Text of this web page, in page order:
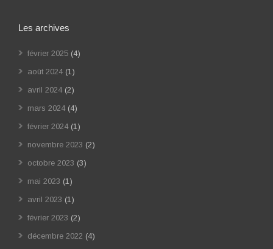
Les archives
février 2025 (4)
août 2024 (1)
avril 2024 (2)
mars 2024 (4)
février 2024 (1)
novembre 2023 (2)
octobre 2023 (3)
mai 2023 (1)
avril 2023 (1)
février 2023 (2)
décembre 2022 (4)